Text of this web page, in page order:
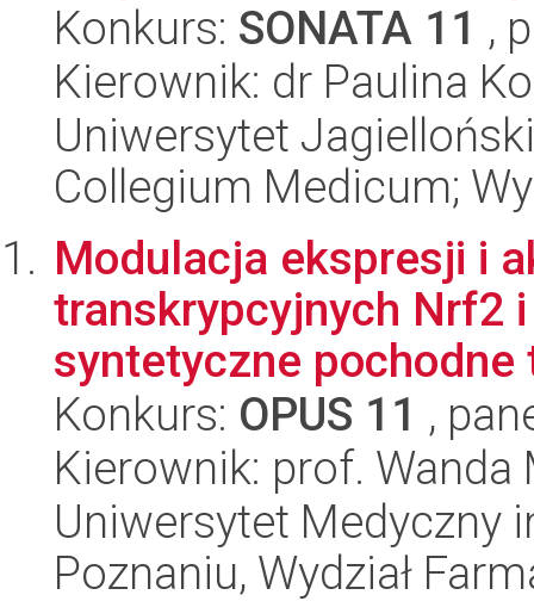
Konkurs: SONATA 11 ,
Kierownik: dr Paulina
Uniwersytet
Collegium Medicum;
Modulacja ekspresji i
transkrypcyjnych Nrf2
syntetyczne
Konkurs: OPUS 11 ,
Kierownik: prof. Wanda
Uniwersytet Medyczny
Poznaniu, Wydział